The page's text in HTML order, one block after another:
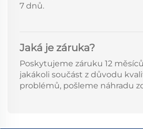
7 dnů.
Jaká je záruka?
Poskytujeme záruku 12
jakákoli součást z důvodu
problémů, pošleme náhradu